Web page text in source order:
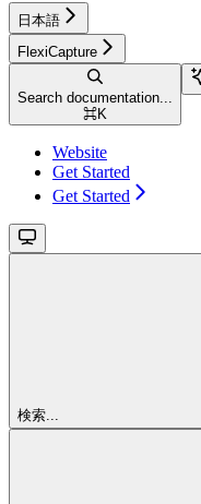
日本語
FlexiCapture
Search documentation...
⌘K
Website
Get Started
Get Started
検索...